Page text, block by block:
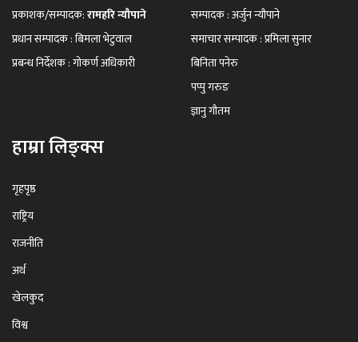
प्रकाशक/सम्पादक:रामहरि न्यौपाने
प्रधान सम्पादक : बिमला भेटुवाल
प्रबन्ध निर्देशक : गोकर्ण अधिकारी
सम्पादक : अर्जुन न्यौपाने
समाचार सम्पादक : प्रमिला सुनार
बिनिता पनेरु
पप्पु गरुङ
ज्ञानु गौतम
हाम्रा लिङ्क्स
गृहपृष्ठ
राष्ट्रिय
राजनीति
अर्थ
खेलकुद
विश्व